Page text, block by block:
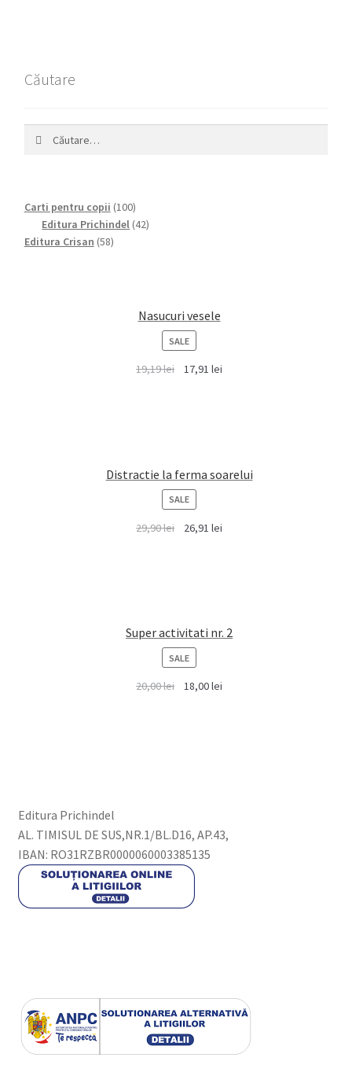
Căutare
Carti pentru copii 100100
products
Editura Prichindel 4242
Editura Crisan 5858
Nasucuri vesele
SALEPRODUCT
ON
SALE
19,19lei 17,91 lei
Distractie la ferma soarelui
SALEPRODUCT
ON
SALE
29,90lei 26,91 lei
Super activitati nr. 2
SALEPRODUCT
ON
SALE
20,00lei 18,00lei
Editura Prichindel
AL. TIMISUL DE SUS,NR.1/BL.D16, AP.43,
IBAN: RO31RZBR0000060003385135